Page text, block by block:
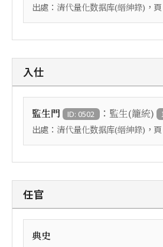
出處： 清代量化数据库(縉紳錄) ，頁
入仕
監生門 ID: 0502 ： 監生(籠統)
出處： 清代量化数据库(縉紳錄) ，頁
任官
典史